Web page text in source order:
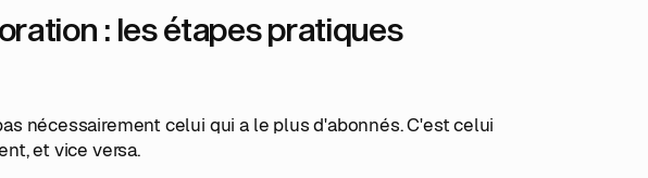
: les étapes pratiques
nécessairement celui qui a le plus d'abonnés. C'est celui
et vice versa.